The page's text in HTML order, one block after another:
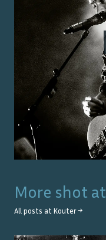
More shot at
All posts at Kouter→